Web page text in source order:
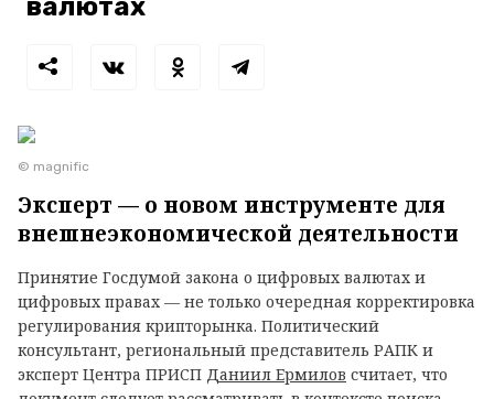
валютах
© magnific
Эксперт — о новом инструменте для
внешнеэкономической деятельности
Принятие Госдумой закона о цифровых валютах и
цифровых правах — не только очередная корректировка
регулирования крипторынка. Политический
консультант, региональный представитель РАПК и
эксперт Центра ПРИСП Даниил Ермилов считает, что